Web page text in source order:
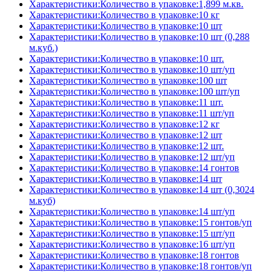
Характеристики:Количество в упаковке:1,899 м.кв.
Характеристики:Количество в упаковке:10 кг
Характеристики:Количество в упаковке:10 шт
Характеристики:Количество в упаковке:10 шт (0,288
м.куб.)
Характеристики:Количество в упаковке:10 шт.
Характеристики:Количество в упаковке:10 шт/уп
Характеристики:Количество в упаковке:100 шт
Характеристики:Количество в упаковке:100 шт/уп
Характеристики:Количество в упаковке:11 шт.
Характеристики:Количество в упаковке:11 шт/уп
Характеристики:Количество в упаковке:12 кг
Характеристики:Количество в упаковке:12 шт
Характеристики:Количество в упаковке:12 шт.
Характеристики:Количество в упаковке:12 шт/уп
Характеристики:Количество в упаковке:14 гонтов
Характеристики:Количество в упаковке:14 шт
Характеристики:Количество в упаковке:14 шт (0,3024
м.куб)
Характеристики:Количество в упаковке:14 шт/уп
Характеристики:Количество в упаковке:15 гонтов/уп
Характеристики:Количество в упаковке:15 шт/уп
Характеристики:Количество в упаковке:16 шт/уп
Характеристики:Количество в упаковке:18 гонтов
Характеристики:Количество в упаковке:18 гонтов/уп